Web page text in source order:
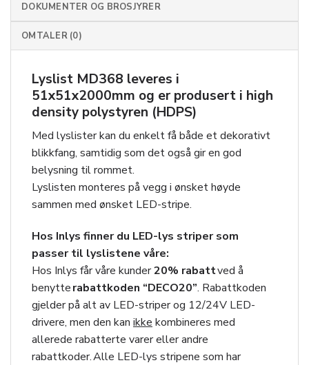
DOKUMENTER OG BROSJYRER
OMTALER (0)
Lyslist MD368 leveres i
51x51x2000mm og er produsert i high
density polystyren (HDPS)
Med lyslister kan du enkelt få både et dekorativt
blikkfang, samtidig som det også gir en god
belysning til rommet.
Lyslisten monteres på vegg i ønsket høyde
sammen med ønsket LED-stripe.
Hos Inlys finner du LED-lys striper som
passer til lyslistene våre:
Hos Inlys får våre kunder20% rabattved å
benytterabattkoden “DECO20”. Rabattkoden
gjelder på alt av LED-striper og 12/24V LED-
drivere, men den kan ikke kombineres med
allerede rabatterte varer eller andre
rabattkoder. Alle LED-lys stripene som har